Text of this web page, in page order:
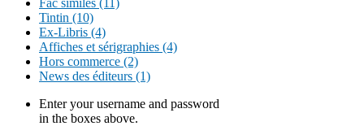
Fac similés (11)
Tintin (10)
Ex-Libris (4)
Affiches et sérigraphies (4)
Hors commerce (2)
News des éditeurs (1)
Enter your username and password
in the boxes above.